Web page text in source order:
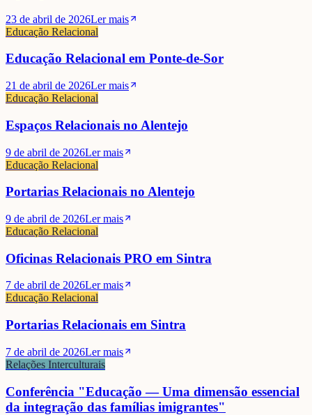
23 de abril de 2026Ler mais
Educação Relacional
Educação Relacional em Ponte-de-Sor
21 de abril de 2026Ler mais
Educação Relacional
Espaços Relacionais no Alentejo
9 de abril de 2026Ler mais
Educação Relacional
Portarias Relacionais no Alentejo
9 de abril de 2026Ler mais
Educação Relacional
Oficinas Relacionais PRO em Sintra
7 de abril de 2026Ler mais
Educação Relacional
Portarias Relacionais em Sintra
7 de abril de 2026Ler mais
Relações Interculturais
Conferência "Educação — Uma dimensão essencial
da integração das famílias imigrantes"